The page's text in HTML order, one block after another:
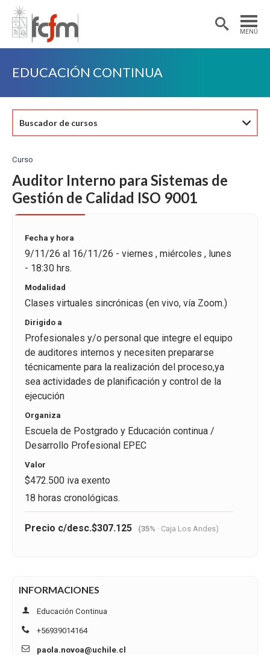
MENÚ
Estudiantes
Académicas/os
EDUCACIÓN CONTINUA
Buscador de cursos
Curso
Auditor Interno para Sistemas de
Gestión de Calidad ISO 9001
INFORMACIONES
Educación Continua
+56939014164
paola.novoa@uchile.cl
Fecha y hora
9/11/26 al 16/11/26 - viernes , miércoles , lunes
- 18:30 hrs.
Modalidad
Clases virtuales sincrónicas (en vivo, vía Zoom.)
Dirigido a
Profesionales y/o personal que integre el equipo
de auditores internos y necesiten prepararse
técnicamente para la realización del proceso,ya
sea actividades de planificación y control de la
ejecución
Organiza
Escuela de Postgrado y Educación continua /
Desarrollo Profesional EPEC
Valor
$472.500 iva exento
18 horas cronológicas.
Precio c/desc.$307.125 (35% · Caja Los Andes)